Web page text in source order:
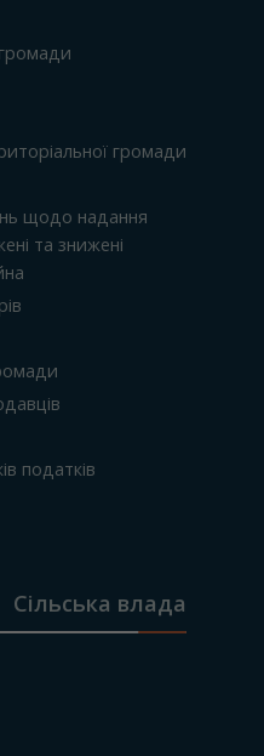
громади
щодо надання
та знижені
податків
Сільська влада